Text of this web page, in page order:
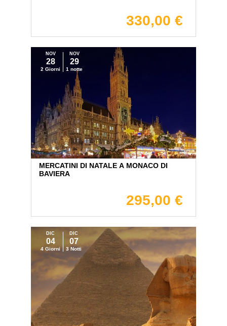
330,00 €
NOV
28
2 Giorni
NOV
29
1 notte
MERCATINI DI NATALE A MONACO DI
BAVIERA
295,00 €
DIC
04
4 Giorni
DIC
07
3 Notti